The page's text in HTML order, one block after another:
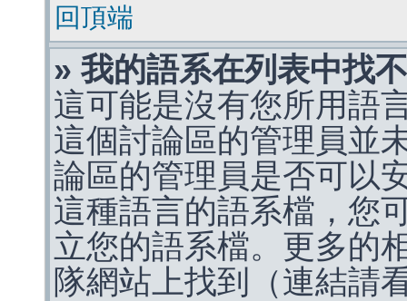
回頂端
» 我的語系在列表中找
這可能是沒有您所用語
這個討論區的管理員並
論區的管理員是否可以
這種語言的語系檔，您
立您的語系檔。更多的
隊網站上找到（連結請